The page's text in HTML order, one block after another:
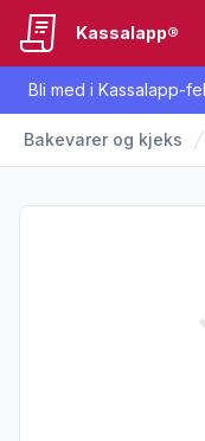
Bli med i Kassalapp-
Kassalapp®
Bakevarer og kjeks